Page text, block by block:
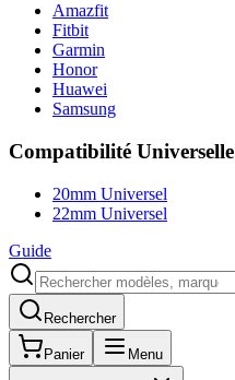
Amazfit
Fitbit
Garmin
Honor
Huawei
Samsung
Compatibilité Universelle
20mm Universel
22mm Universel
Guide
Rechercher
Panier Menu